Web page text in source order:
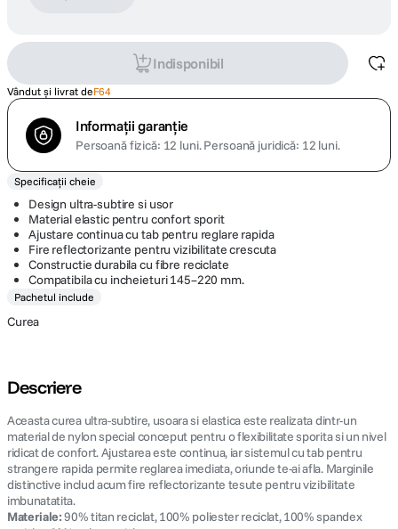
Indisponibil
Vândut și livrat deF64
Informații garanție
Persoană fizică: 12 luni.Persoană juridică: 12 luni.
Specificații cheie
Design ultra-subtire si usor
Material elastic pentru confort sporit
Ajustare continua cu tab pentru reglare rapida
Fire reflectorizante pentru vizibilitate crescuta
Constructie durabila cu fibre reciclate
Compatibila cu incheieturi 145–220 mm.
Pachetul include
Curea
Descriere
Aceasta curea ultra-subtire, usoara si elastica este realizata dintr-un
material de nylon special conceput pentru o flexibilitate sporita si un nivel
ridicat de confort. Ajustarea este continua, iar sistemul cu tab pentru
strangere rapida permite reglarea imediata, oriunde te-ai afla. Marginile
distinctive includ acum fire reflectorizante tesute pentru vizibilitate
imbunatatita.
Materiale:90% titan reciclat, 100% poliester reciclat, 100% spandex